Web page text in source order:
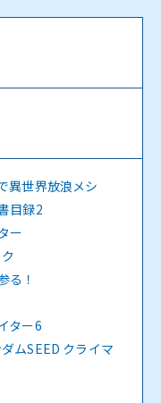
異世界放浪メシ
目録2
ー
る！
ター6
ムSEED クライマ